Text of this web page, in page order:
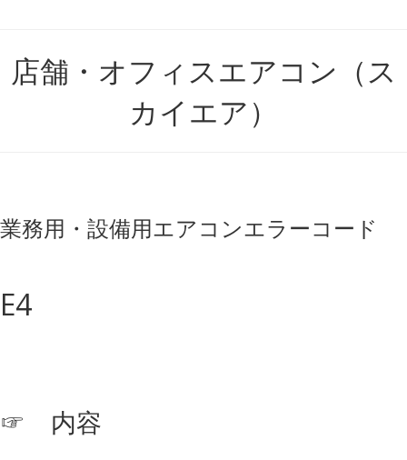
店舗・オフィスエアコン（ス
カイエア）
業務用・設備用エアコンエラーコード
E4
☞ 内容